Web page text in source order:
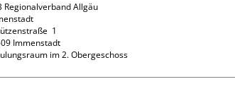
Regionalverband Allgäu
1
Immenstadt
im 2. Obergeschoss